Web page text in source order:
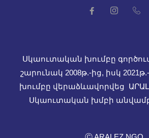
Սկաուտական խումբը
շարունակ 2008թ.-ից, իսկ
խումբը վերաձևավորվեց
Սկաուտական խմբի